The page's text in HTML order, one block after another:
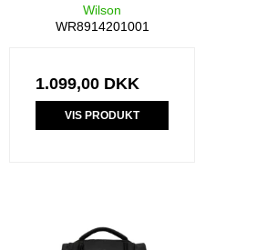
Wilson
WR8914201001
1.099,00 DKK
VIS PRODUKT